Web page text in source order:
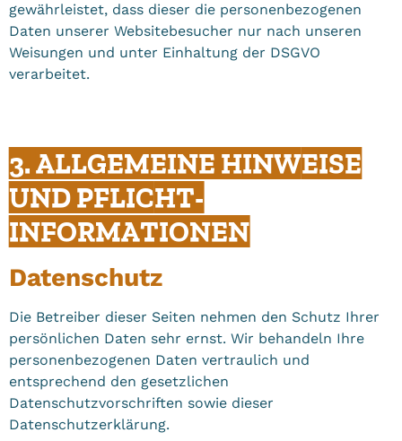
gewährleistet, dass dieser die personenbezogenen
Daten unserer Websitebesucher nur nach unseren
Weisungen und unter Einhaltung der DSGVO
verarbeitet.
3. ALLGEMEINE HINWEISE
UND PFLICHT­
INFORMATIONEN
Datenschutz
Die Betreiber dieser Seiten nehmen den Schutz Ihrer
persönlichen Daten sehr ernst. Wir behandeln Ihre
personenbezogenen Daten vertraulich und
entsprechend den gesetzlichen
Datenschutzvorschriften sowie dieser
Datenschutzerklärung.